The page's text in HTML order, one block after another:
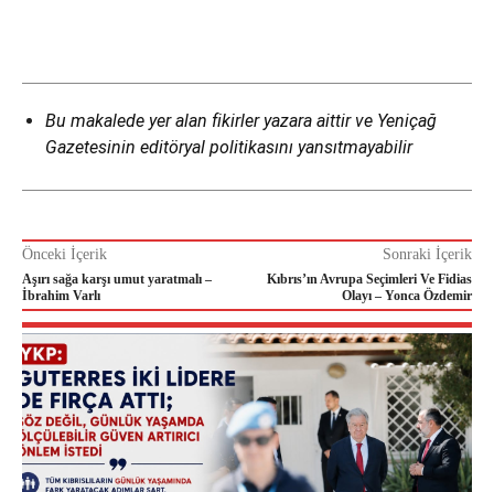
Bu makalede yer alan fikirler yazara aittir ve Yeniçağ
Gazetesinin editöryal politikasını yansıtmayabilir
Önceki İçerik
Aşırı sağa karşı umut yaratmalı –
İbrahim Varlı
Sonraki İçerik
Kıbrıs’ın Avrupa Seçimleri Ve Fidias
Olayı – Yonca Özdemir